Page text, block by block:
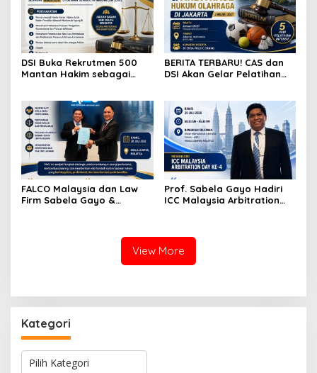
DSI Buka Rekrutmen 500
Mantan Hakim sebagai
Indonesia
BERITA TERBARU! CAS dan
DSI Akan Gelar Pelatihan
di Jakarta
FALCO Malaysia dan Law
Firm Sabela Gayo &
Prof. Sabela Gayo Hadiri
ICC Malaysia Arbitration
View More
Kategori
K